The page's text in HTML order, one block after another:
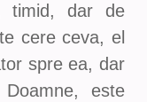
timid, dar de
cere ceva, el
spre ea, dar
este